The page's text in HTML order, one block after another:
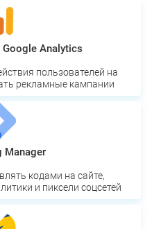
Analytics
пользователей на
рекламные кампании
Manager
кодами на сайте,
и пиксели соцсетей